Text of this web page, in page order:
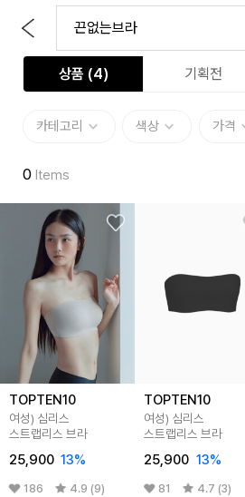
상품 (4) 기획전
카테고리 색상 가격
0 Items
TOPTEN10
여성) 심리스
스트랩리스 브라
25,900 13%
186 4.9 (9)
TOPTEN10
여성) 심리스
스트랩리스 브라
25,900 13%
81 4.7 (3)